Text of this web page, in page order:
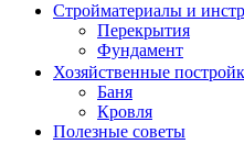
Стройматериалы и
Перекрытия
Фундамент
Хозяйственные
Баня
Кровля
Полезные советы